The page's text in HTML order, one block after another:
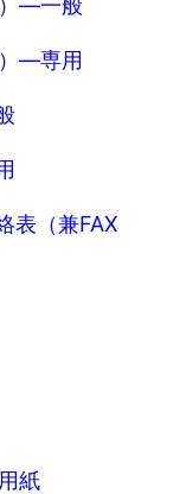
―一般
―専用
表（兼FAX
紙